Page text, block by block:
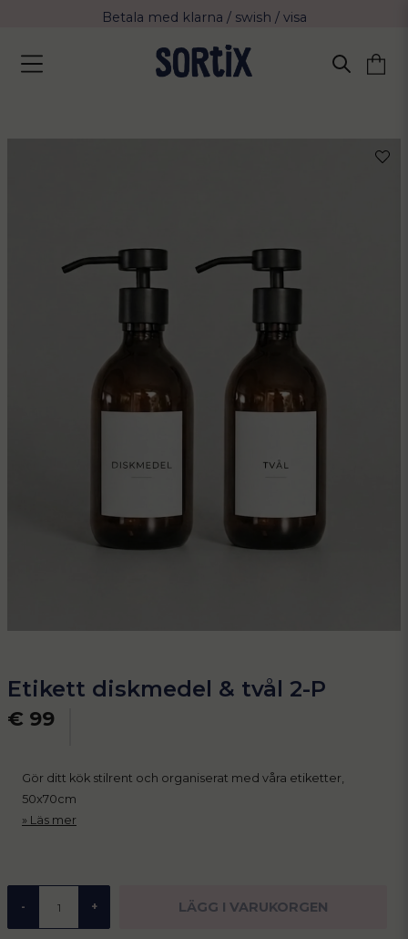
Fri frakt över 799 kr eller vid avhämtning
Leverans 2-4 arbetsdagar med Postnord
Etikett diskmedel & tvål 2-P
€ 99
Gör ditt kök stilrent och organiserat med våra etiketter,
50x70cm
Läs mer
- + LÄGG I VARUKORGEN